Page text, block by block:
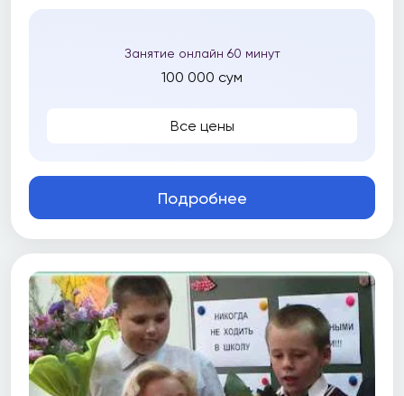
Занятие онлайн 60 минут
100 000 сум
Все цены
Подробнее